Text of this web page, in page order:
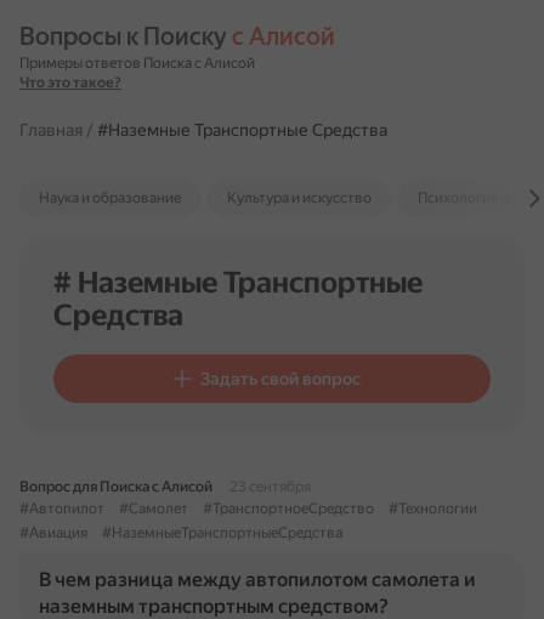
Вопросы к Поиску с Алисой
Примеры ответов Поиска с Алисой
Что это такое?
Главная / #Наземные Транспортные Средства
Наука и образование Культура и искусство Психология и
# Наземные Транспортные
Средства
Задать свой вопрос
Вопрос для Поиска с Алисой
23 сентября
#Автопилот
#Самолет #ТранспортноеСредство
#Технологии
#Авиация
#НаземныеТранспортныеСредства
В чем разница между автопилотом самолета и
наземным транспортным средством?